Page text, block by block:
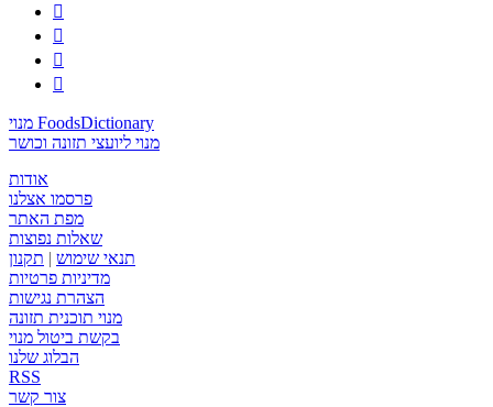




מנוי FoodsDictionary
מנוי ליועצי תזונה וכושר
אודות
פרסמו אצלנו
מפת האתר
שאלות נפוצות
תנאי שימוש | תקנון
מדיניות פרטיות
הצהרת נגישות
מנוי תוכנית תזונה
בקשת ביטול מנוי
הבלוג שלנו
RSS
צור קשר